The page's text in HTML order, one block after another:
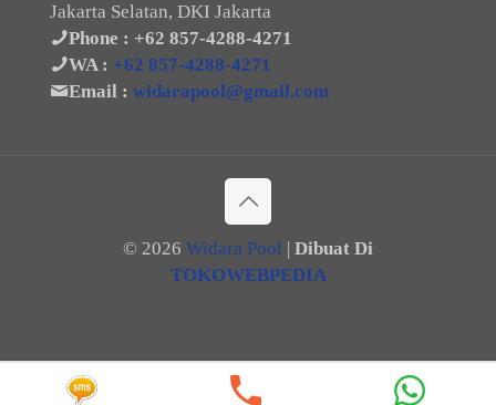
Jakarta Selatan, DKI Jakarta
Phone : +62 857-4288-4271
WA : +62 857-4288-4271
Email : widarapool@gmail.com
© 2026 Widara Pool
Dibuat Di
TOKOWEBPEDIA